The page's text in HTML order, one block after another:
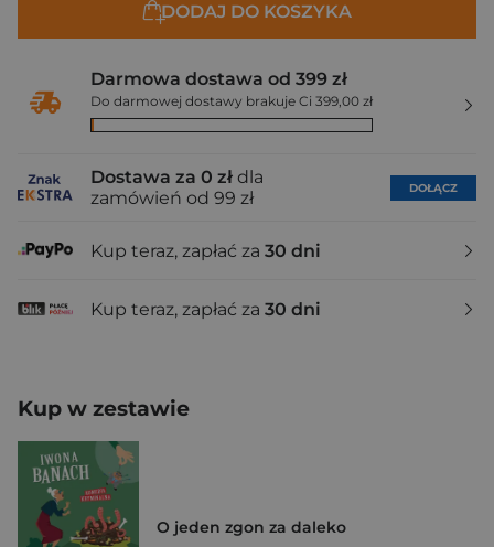
DODAJ DO KOSZYKA
Darmowa dostawa od 399 zł
Do darmowej dostawy brakuje Ci 399,00 zł
Dostawa za 0 zł dla
zamówień od 99 zł
DOŁĄCZ
Kup teraz, zapłać za 30 dni
Kup teraz, zapłać za 30 dni
Kup w zestawie
O jeden zgon za daleko